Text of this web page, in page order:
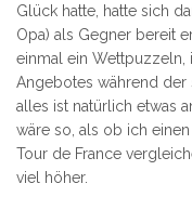
Glück hatte, hatte sich
Opa) als Gegner bereit
einmal ein Wettpuzzeln,
Angebotes während der
alles ist natürlich etwas
wäre so, als ob ich
Tour de France
viel höher.